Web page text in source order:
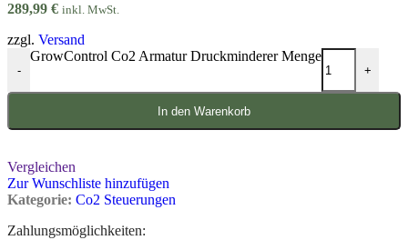
289,99 € inkl. MwSt.
zzgl. Versand
-
GrowControl Co2 Armatur Druckminderer Menge
+
In den Warenkorb
Vergleichen
Zur Wunschliste hinzufügen
Kategorie: Co2 Steuerungen
Zahlungsmöglichkeiten: